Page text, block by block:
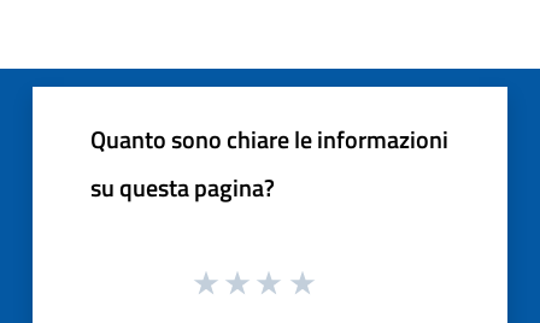
Quanto sono chiare le informazioni
su questa pagina?